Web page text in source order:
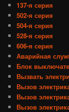
137-я серия
502-я серия
504-я серия
528-я серия
606-я серия
Аварийная
Блок
Вызвать
Вызов
Вызов
Вызов